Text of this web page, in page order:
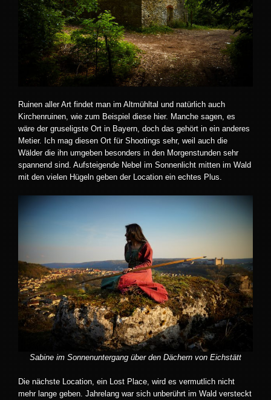
Ruinen aller Art findet man im Altmühltal und natürlich auch
Kirchenruinen, wie zum Beispiel diese hier. Manche sagen, es
wäre der gruseligste Ort in Bayern, doch das gehört in ein anderes
Metier. Ich mag diesen Ort für Shootings sehr, weil auch die
Wälder die ihn umgeben besonders in den Morgenstunden sehr
spannend sind. Aufsteigende Nebel im Sonnenlicht mitten im Wald
mit den vielen Hügeln geben der Location ein echtes Plus.
Sabine im Sonnenuntergang über den Dächern von Eichstätt
Die nächste Location, ein Lost Place, wird es vermutlich nicht
mehr lange geben. Jahrelang war sich unberührt im Wald versteckt